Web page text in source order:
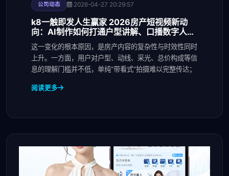
公司动态 2026-04-27 20:29:57
k8一触即发人生赢家 2026房产短视频新动
向：AI制作如何打通户型讲解、口播数字人与
多平台分发
这一变化的根本原因，是房产内容的复杂性与时效性同时
上升。一方面，用户对户型、动线、采光、总价构成等信
息的理解门槛并不低，单纯“带看式”拍摄难以完整传达；
阅读更多